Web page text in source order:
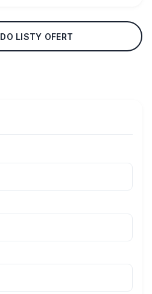
LISTY OFERT